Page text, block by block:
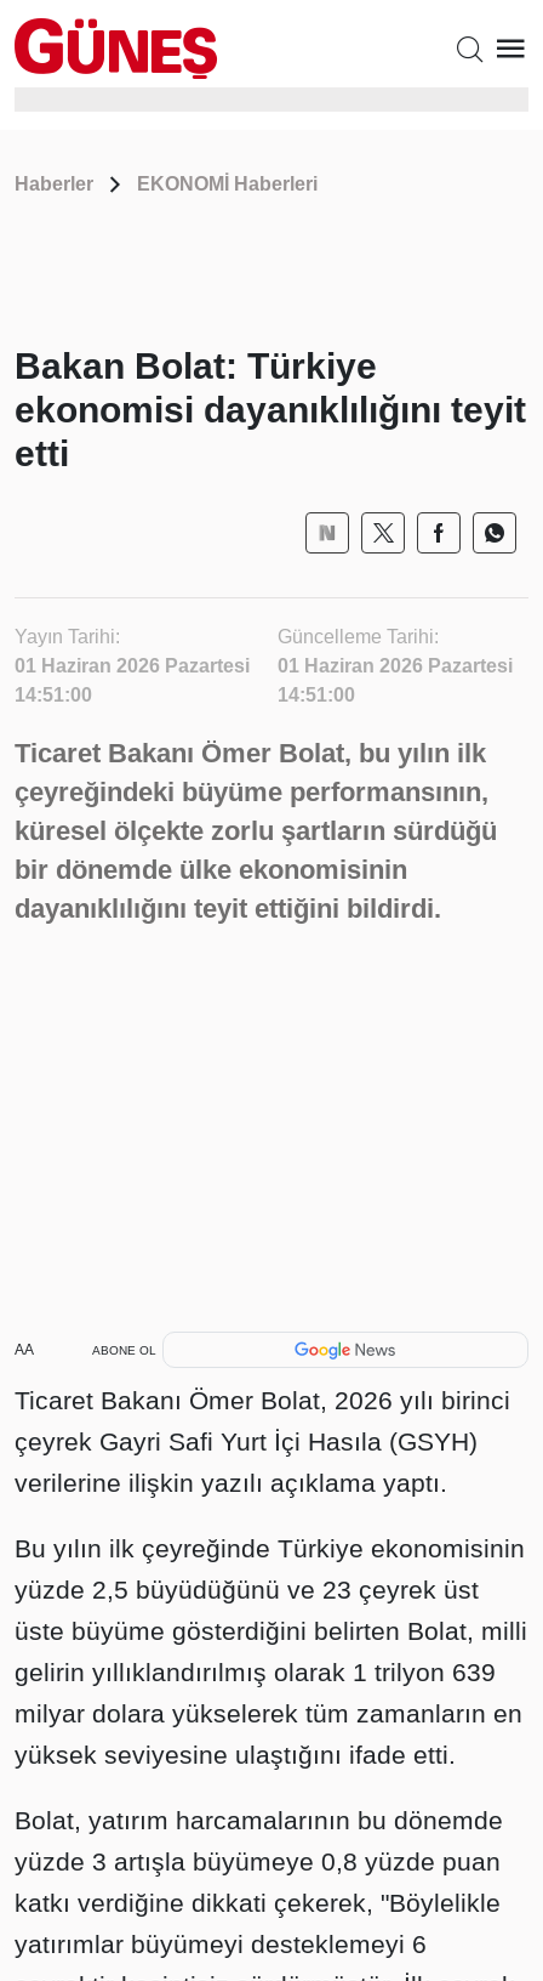
Haberler EKONOMİ Haberleri
Bakan Bolat: Türkiye
ekonomisi dayanıklılığını teyit
etti
Yayın Tarihi:
01 Haziran 2026 Pazartesi
14:51:00
Güncelleme Tarihi:
01 Haziran 2026 Pazartesi
14:51:00
Ticaret Bakanı Ömer Bolat, bu yılın ilk
çeyreğindeki büyüme performansının,
küresel ölçekte zorlu şartların sürdüğü
bir dönemde ülke ekonomisinin
dayanıklılığını teyit ettiğini bildirdi.
AA ABONE OL
Ticaret Bakanı Ömer Bolat, 2026 yılı birinci
çeyrek Gayri Safi Yurt İçi Hasıla (GSYH)
verilerine ilişkin yazılı açıklama yaptı.
Bu yılın ilk çeyreğinde Türkiye ekonomisinin
yüzde 2,5 büyüdüğünü ve 23 çeyrek üst
üste büyüme gösterdiğini belirten Bolat, milli
gelirin yıllıklandırılmış olarak 1 trilyon 639
milyar dolara yükselerek tüm zamanların en
yüksek seviyesine ulaştığını ifade etti.
Bolat, yatırım harcamalarının bu dönemde
yüzde 3 artışla büyümeye 0,8 yüzde puan
katkı verdiğine dikkati çekerek, "Böylelikle
yatırımlar büyümeyi desteklemeyi 6